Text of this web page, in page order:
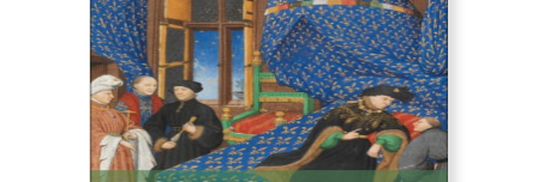
Charles VI ou les paradoxes d’un règne
Le long règne de Charles VI a longtemps été